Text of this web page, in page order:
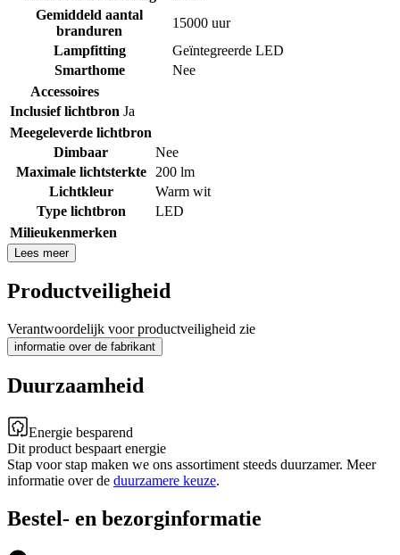
Gemiddeld aantal
branduren
15000 uur
Lampfitting
Geïntegreerde LED
Smarthome
Nee
Accessoires
Inclusief lichtbron Ja
Meegeleverde lichtbron
Dimbaar
Nee
Maximale lichtsterkte
200 lm
Lichtkleur
Warm wit
Type lichtbron
LED
Milieukenmerken
Lees meer
Productveiligheid
Verantwoordelijk voor productveiligheid zie
informatie over de fabrikant
Duurzaamheid
Energie besparend
Dit product bespaart energie
Stap voor stap maken we ons assortiment steeds duurzamer. Meer
informatie over de duurzamere keuze.
Bestel- en bezorginformatie